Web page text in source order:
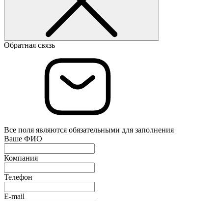
Обратная связь
Все поля являются обязательными для заполнения
Ваше ФИО
Компания
Телефон
E-mail